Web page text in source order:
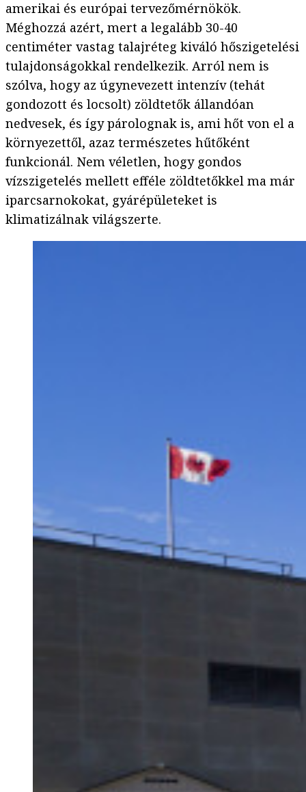
amerikai és európai tervezőmérnökök.
Méghozzá azért, mert a legalább 30-40
centiméter vastag talajréteg kiváló hőszigetelési
tulajdonságokkal rendelkezik. Arról nem is
szólva, hogy az úgynevezett intenzív (tehát
gondozott és locsolt) zöldtetők állandóan
nedvesek, és így párolognak is, ami hőt von el a
környezettől, azaz természetes hűtőként
funkcionál. Nem véletlen, hogy gondos
vízszigetelés mellett efféle zöldtetőkkel ma már
iparcsarnokokat, gyárépületeket is
klimatizálnak világszerte.